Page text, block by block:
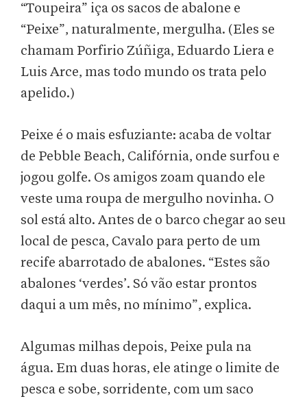
“Toupeira” iça os sacos de abalone e
“Peixe”, naturalmente, mergulha. (Eles se
chamam Porfirio Zúñiga, Eduardo Liera e
Luis Arce, mas todo mundo os trata pelo
apelido.)
Peixe é o mais esfuziante: acaba de voltar
de Pebble Beach, Califórnia, onde surfou e
jogou golfe. Os amigos zoam quando ele
veste uma roupa de mergulho novinha. O
sol está alto. Antes de o barco chegar ao seu
local de pesca, Cavalo para perto de um
recife abarrotado de abalones. “Estes são
abalones ‘verdes’. Só vão estar prontos
daqui a um mês, no mínimo”, explica.
Algumas milhas depois, Peixe pula na
água. Em duas horas, ele atinge o limite de
pesca e sobe, sorridente, com um saco